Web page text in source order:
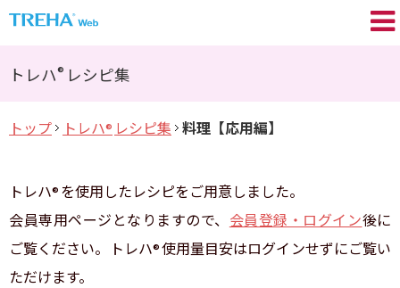
トレハ ® レシピ集
+TREHA®Communication
トレハ® レシピ集
トップ トレハ® レシピ集 料理【応用編】
トレハ® を使用したレシピをご用意しました。
会員専用ページとなりますので、 会員登録・ログイン後に
ご覧ください。トレハ®使用量目安はログインせずにご覧い
ただけます。